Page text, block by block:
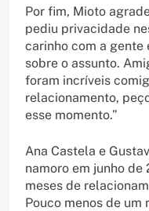
Por fim, Mioto
pediu privacidade
carinho com a gente
sobre o assunto.
foram incríveis
relacionamento,
esse momento.”
Ana Castela e
namoro em junho
meses de
Pouco menos de um